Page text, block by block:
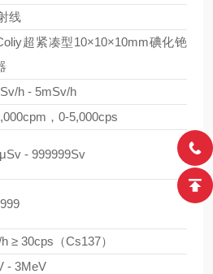
线
超紧凑型10×10×10mm碘化铯
h - 5mSv/h
，0-5,000cps
- 999999Sv
≥ 30cps（Cs137）
- 3MeV